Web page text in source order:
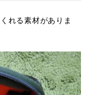
れる素材がありま